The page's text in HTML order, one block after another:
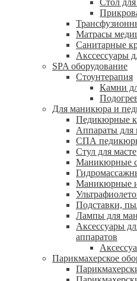
Стол для
Матрасы
Санитарные
Акссессуары
SPA оборудование
Стоунтерапия
Камни
Для маникюра и
Педикюрные
Аппараты
СПА
Стул для
Маникюрные
Маникюрные
Подставки,
Лампы для
Аксессуары
аппаратов
Парикмахерское